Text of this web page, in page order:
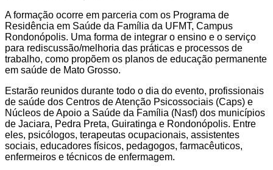
A formação ocorre em parceria com os Programa de
Residência em Saúde da Família da UFMT, Campus
Rondonópolis. Uma forma de integrar o ensino e o serviço
para rediscussão/melhoria das práticas e processos de
trabalho, como propõem os planos de educação permanente
em saúde de Mato Grosso.
Estarão reunidos durante todo o dia do evento, profissionais
de saúde dos Centros de Atenção Psicossociais (Caps) e
Núcleos de Apoio a Saúde da Família (Nasf) dos municípios
de Jaciara, Pedra Preta, Guiratinga e Rondonópolis. Entre
eles, psicólogos, terapeutas ocupacionais, assistentes
sociais, educadores físicos, pedagogos, farmacêuticos,
enfermeiros e técnicos de enfermagem.